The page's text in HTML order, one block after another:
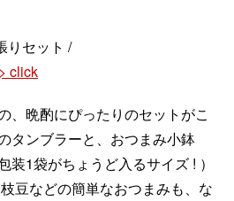
りセット /
click
、晩酌にぴったりのセットがこ
タンブラーと、おつまみ小鉢
装1袋がちょうど入るサイズ ! ）
豆などの簡単なおつまみも、な